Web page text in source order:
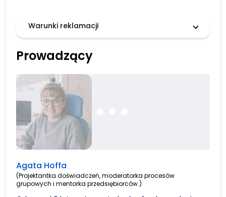
Warunki reklamacji
Prowadzący
Agata Hoffa
(Projektantka doświadczeń, moderatorka procesów
grupowych i mentorka przedsiębiorców.)